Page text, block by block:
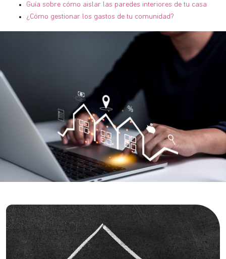
Guía sobre cómo aislar las paredes interiores de tu casa
¿Cómo gestionar los gastos de tu comunidad?